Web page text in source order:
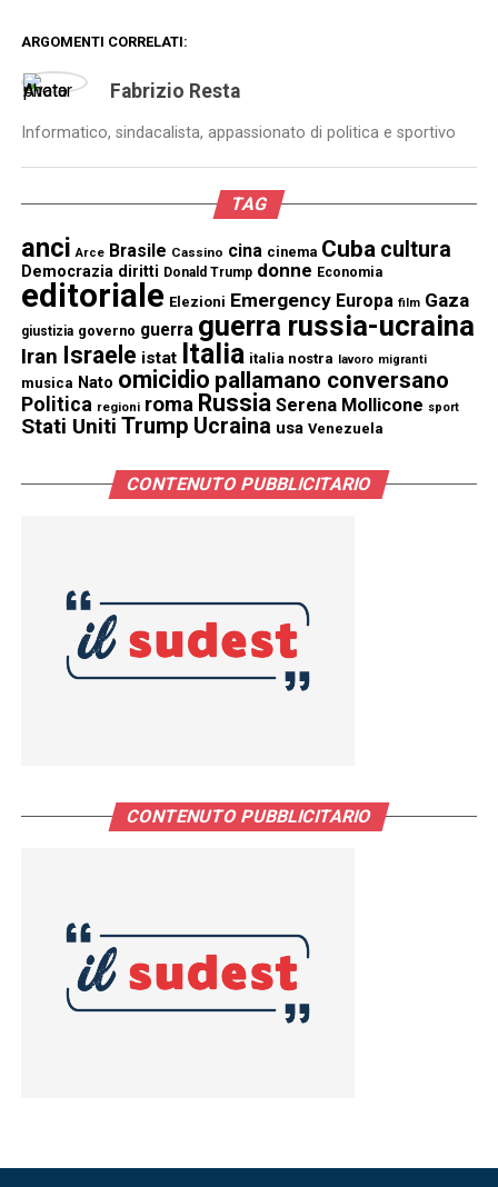
ARGOMENTI CORRELATI:
Fabrizio Resta
Informatico, sindacalista, appassionato di politica e sportivo
TAG
anci Arce Brasile Cassino cina cinema Cuba cultura
Democrazia diritti Donald Trump donne Economia
editoriale Elezioni Emergency Europa film Gaza
giustizia governo guerra guerra russia-ucraina
Iran Israele istat Italia italia nostra lavoro migranti
musica Nato omicidio pallamano conversano
Politica regioni roma Russia Serena Mollicone sport
Stati Uniti Trump Ucraina usa Venezuela
CONTENUTO PUBBLICITARIO
CONTENUTO PUBBLICITARIO